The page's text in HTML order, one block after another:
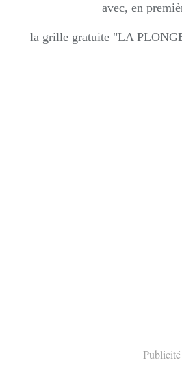
avec, en
la grille gratuite "LA
Publicité